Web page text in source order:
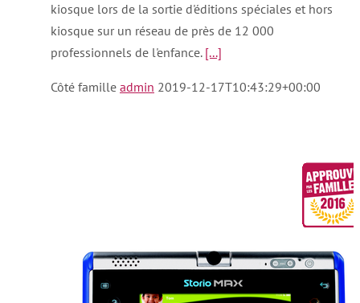
kiosque lors de la sortie d'éditions spéciales et hors
kiosque sur un réseau de près de 12 000
professionnels de l'enfance. [...]
Côté famille admin 2019-12-17T10:43:29+00:00